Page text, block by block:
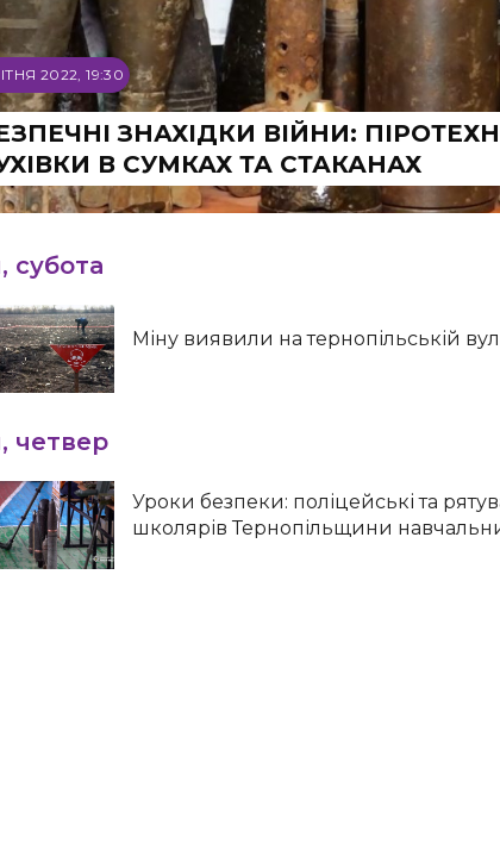
2022, 19:30
ЗНАХІДКИ ВІЙНИ:
В СУМКАХ ТА СТАКАНАХ
субота
Міну виявили на тернопільській
четвер
Уроки безпеки: поліцейські та
школярів Тернопільщини